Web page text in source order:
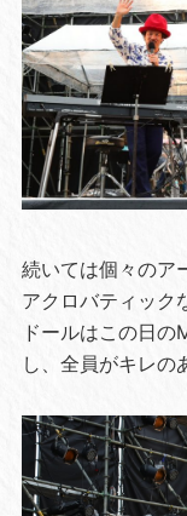
続いては個々のア
アクロバティック
ドールはこの日
し、全員がキレの